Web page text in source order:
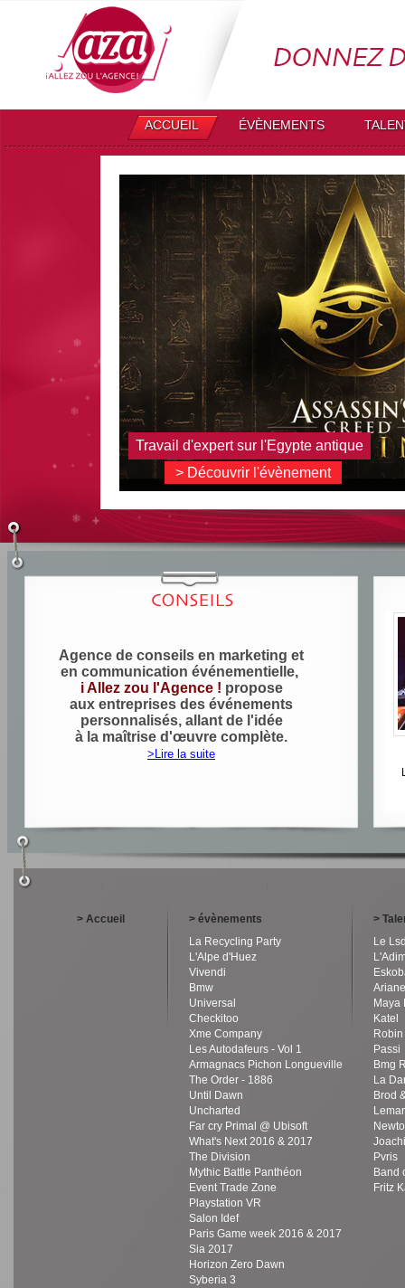
ACCUEIL ÉVÈNEMENTS
Travail d'expert sur l'Egypte antique
> Découvrir l'évènement
Agence de conseils en marketing et
en communication événementielle,
i Allez zou l'Agence ! propose
aux entreprises des événements
personnalisés, allant de l'idée
à la maîtrise d'œuvre complète.
>Lire la suite
> Accueil
> évènements
La Recycling Party
L'Alpe d'Huez
Vivendi
Bmw
Universal
Checkitoo
Xme Company
Les Autodafeurs - Vol 1
Armagnacs Pichon Longueville
The Order - 1886
Until Dawn
Uncharted
Far cry Primal @ Ubisoft
What's Next 2016 & 2017
The Division
Mythic Battle Panthéon
Event Trade Zone
Playstation VR
Salon Idef
Paris Game week 2016 & 2017
Sia 2017
Horizon Zero Dawn
Syberia 3
>
Le
Maya
Katel
Robin
Passi
Bmg
La
Brod
Lemar
Pvris
Band
Fritz